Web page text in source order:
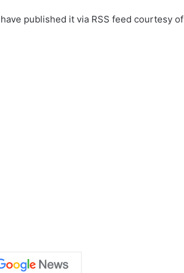
published it via RSS feed courtesy of